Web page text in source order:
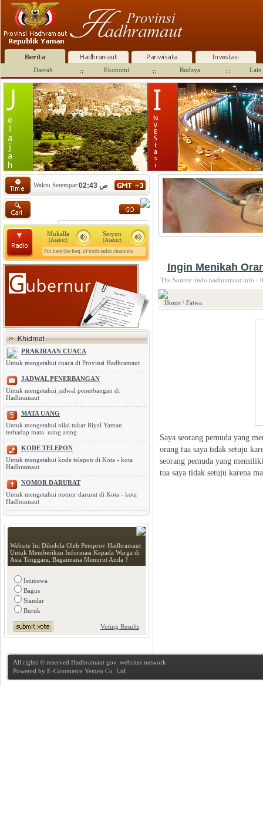
Daerah Ekonomi Budaya Lain
Waktu Setempat: 02:43 ص
Seiyun
(Arabic)
Mukalla
(Arabic)
Put here the freq. of both radio channels
PRAKIRAAN CUACA
Untuk mengetahui cuaca di Provinsi Hadhramaut
JADWAL PENERBANGAN
Untuk mengetahui jadwal penerbangan di
Hadhramaut
MATA UANG
Untuk mengetahui nilai tukar Riyal Yaman
terhadap mata uang asing
KODE TELEPON
Untuk mengetahui kode telepon di Kota - kota
Hadhramaut
NOMOR DARURAT
Untuk mengetahui nomor darurat di Kota - kota
Hadhramaut
Website Ini Dikelola Oleh Pemprov Hadhramaut
Untuk Memberikan Informasi Kepada Warga di
Asia Tenggara, Bagaimana Menurut Anda ?
Istimewa
Bagus
Standar
Buruk
Voting Results
Ingin Menikah
The Source: indo.hadhramaut.info -
Home \ Fatwa
Saya seorang pemuda yang
orang tua saya tidak setuju
seorang pemuda yang
tua saya tidak setuju karena
All rights © reserved Hadhramaut gov. websites network
Powered by E-Commerce Yemen Co. Ltd.